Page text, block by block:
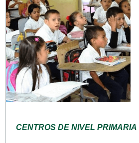
CENTROS DE NIVEL PRIMARIA